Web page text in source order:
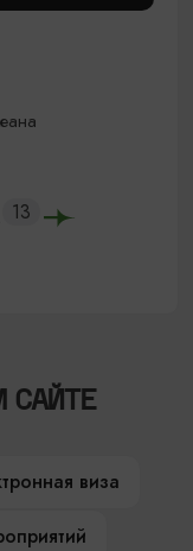
13
САЙТЕ
виза